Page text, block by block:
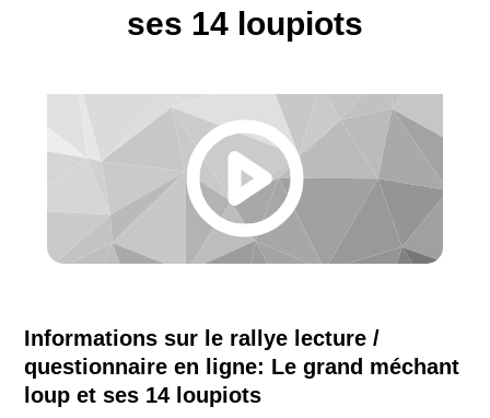
ses 14 loupiots
Informations sur le rallye lecture /
questionnaire en ligne: Le grand méchant
loup et ses 14 loupiots